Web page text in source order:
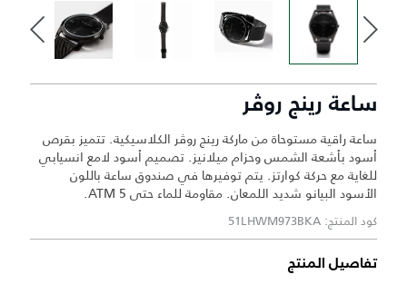
ساعة رينج روڤر
ساعة راقية مستوحاة من ماركة رينج روڤر الكلاسيكية. تتميز بقرص
أسود بأشعة الشمس وحزام ميلانيز. تصميم أسود لامع انسيابي
للغاية مع حركة كوارتز. يتم توفيرها في صندوق ساعة باللون
الأسود البيانو شديد اللمعان. مقاومة للماء حتى 5 ATM.
كود المنتج: 51LHWM973BKA
تفاصيل المنتج